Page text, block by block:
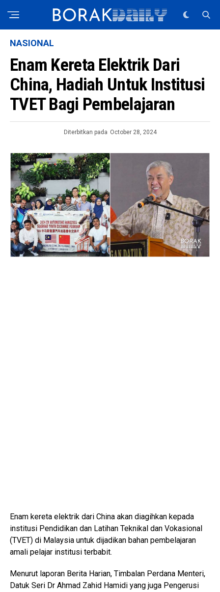
NASIONAL
Enam Kereta Elektrik Dari
China, Hadiah Untuk Institusi
TVET Bagi Pembelajaran
Diterbitkan pada October 28, 2024
Enam kereta elektrik dari China akan diagihkan kepada
institusi Pendidikan dan Latihan Teknikal dan Vokasional
(TVET) di Malaysia untuk dijadikan bahan pembelajaran
amali pelajar institusi terbabit.
Menurut laporan Berita Harian, Timbalan Perdana Menteri,
Datuk Seri Dr Ahmad Zahid Hamidi yang juga Pengerusi